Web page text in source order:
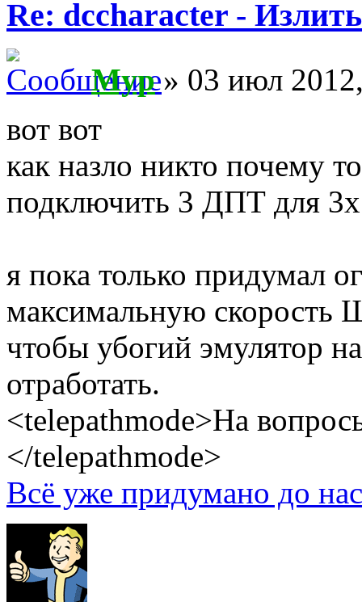
Re: dccharacter -
Myp» 03 июл
вот вот
как назло никто почему
подключить 3 ДПТ для 3х
я пока только придумал
максимальную скорость
чтобы убогий эмулятор
отработать.
<telepathmode>На
</telepathmode>
Всё уже придумано до